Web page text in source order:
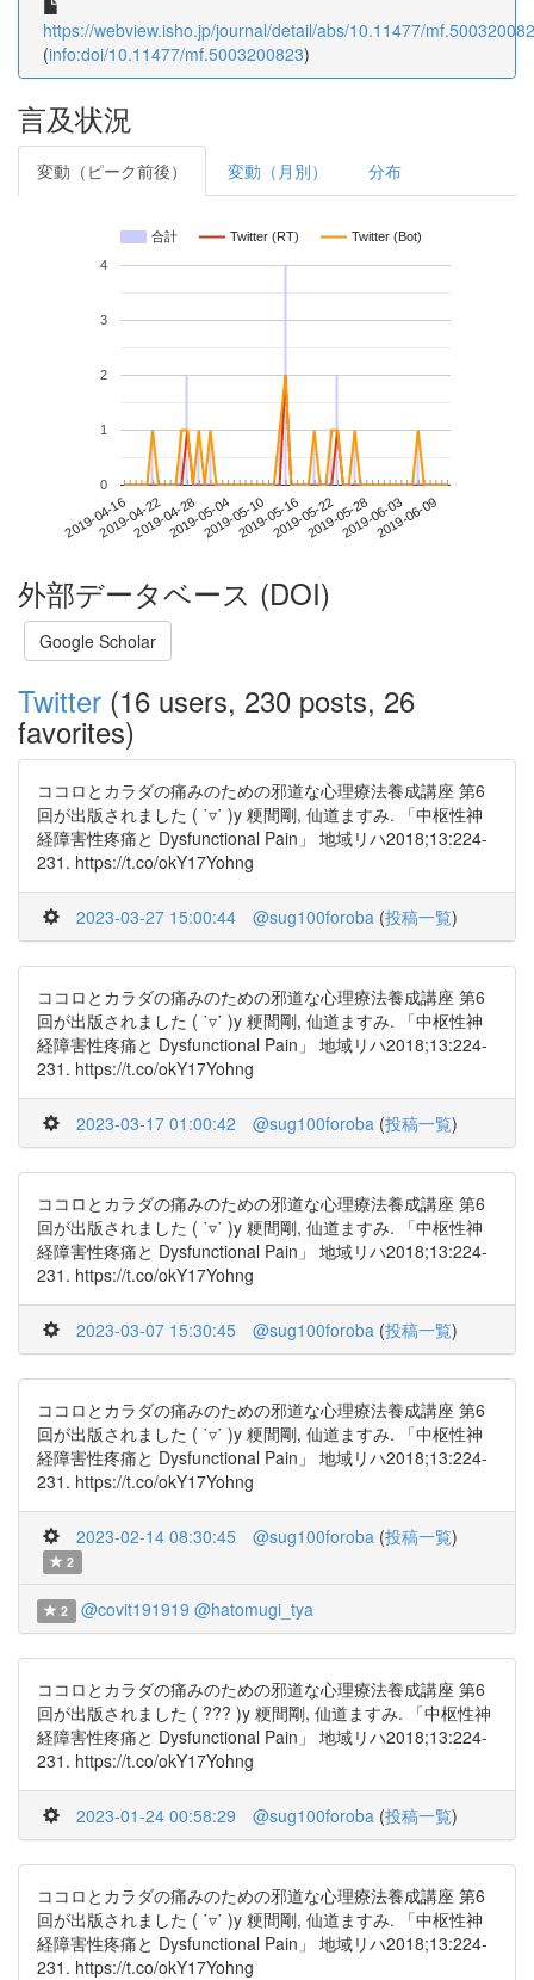
https://webview.isho.jp/journal/detail/abs/10.11477/
(info:doi/10.11477/mf.5003200823)
言及状況
変動（ピーク前後） 変動（月別） 分布
合計 Twitter (RT) Twitter (Bot)
2019-04-162019-04-222019-04-282019-05-042019-05-102019-05-162019-05-222019-05-282019-06-032019-06-09
0
1
2
3
4
外部データベース (DOI)
Google Scholar
Twitter (16 users, 230 posts, 26
favorites)
ココロとカラダの痛みのための邪道な心理療法養成講座 第6
回が出版されました ( ˙▿˙ )y 粳間剛, 仙道ますみ. 「中枢性神
経障害性疼痛と Dysfunctional Pain」 地域リハ2018;13:224-
231. https://t.co/okY17Yohng
2023-03-27 15:00:44 @sug100foroba (投稿一覧)
ココロとカラダの痛みのための邪道な心理療法養成講座 第6
回が出版されました ( ˙▿˙ )y 粳間剛, 仙道ますみ. 「中枢性神
経障害性疼痛と Dysfunctional Pain」 地域リハ2018;13:224-
231. https://t.co/okY17Yohng
2023-03-17 01:00:42 @sug100foroba (投稿一覧)
ココロとカラダの痛みのための邪道な心理療法養成講座 第6
回が出版されました ( ˙▿˙ )y 粳間剛, 仙道ますみ. 「中枢性神
経障害性疼痛と Dysfunctional Pain」 地域リハ2018;13:224-
231. https://t.co/okY17Yohng
2023-03-07 15:30:45 @sug100foroba (投稿一覧)
ココロとカラダの痛みのための邪道な心理療法養成講座 第6
回が出版されました ( ˙▿˙ )y 粳間剛, 仙道ますみ. 「中枢性神
経障害性疼痛と Dysfunctional Pain」 地域リハ2018;13:224-
231. https://t.co/okY17Yohng
2023-02-14 08:30:45 @sug100foroba (投稿一覧)
2
2 @covit191919 @hatomugi_tya
ココロとカラダの痛みのための邪道な心理療法養成講座 第6
回が出版されました ( ??? )y 粳間剛, 仙道ますみ. 「中枢性神
経障害性疼痛と Dysfunctional Pain」 地域リハ2018;13:224-
231. https://t.co/okY17Yohng
2023-01-24 00:58:29 @sug100foroba (投稿一覧)
ココロとカラダの痛みのための邪道な心理療法養成講座 第6
回が出版されました ( ˙▿˙ )y 粳間剛, 仙道ますみ. 「中枢性神
経障害性疼痛と Dysfunctional Pain」 地域リハ2018;13:224-
231. https://t.co/okY17Yohng